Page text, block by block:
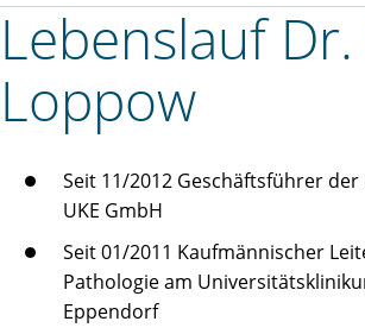
Lebenslauf
Loppow
Seit 11/2012 Geschäftsführer
UKE GmbH
Seit 01/2011 Kaufmännischer
Pathologie am
Eppendorf